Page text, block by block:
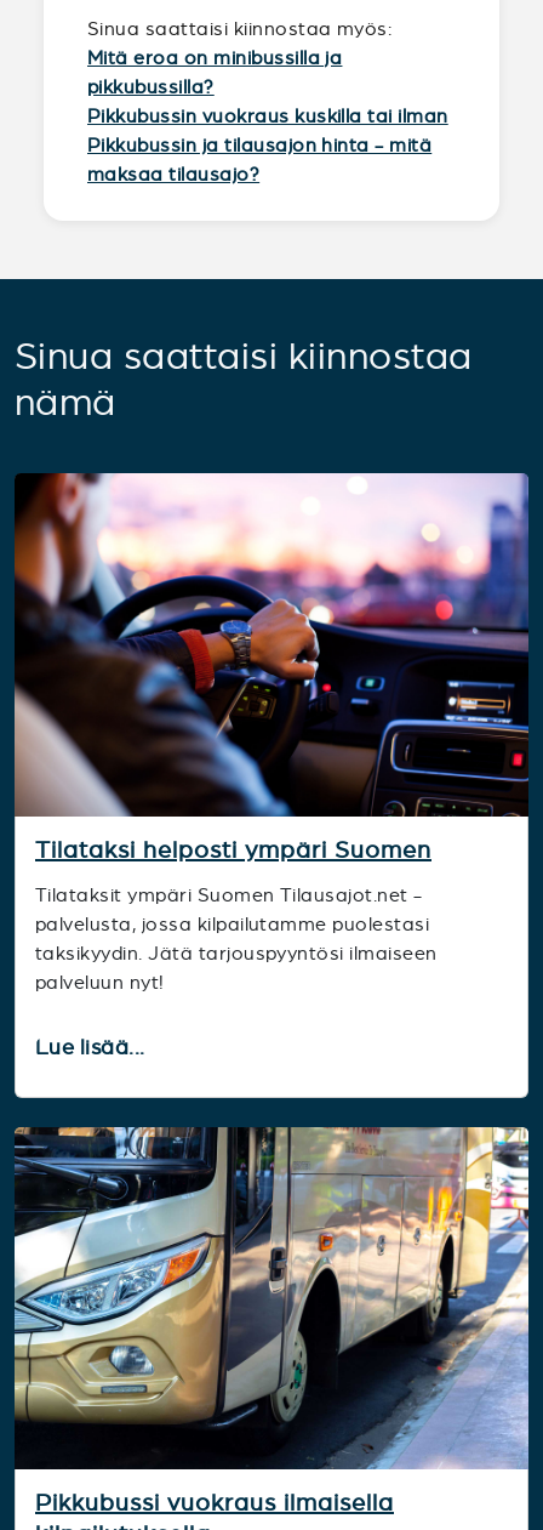
Sinua saattaisi kiinnostaa myös:
Mitä eroa on minibussilla ja
pikkubussilla?
Pikkubussin vuokraus kuskilla tai ilman
Pikkubussin ja tilausajon hinta - mitä
maksaa tilausajo?
Sinua saattaisi kiinnostaa
nämä
Tilataksi helposti ympäri Suomen
Tilataksit ympäri Suomen Tilausajot.net -
palvelusta, jossa kilpailutamme puolestasi
taksikyydin. Jätä tarjouspyyntösi ilmaiseen
palveluun nyt!
Lue lisää...
Pikkubussi vuokraus ilmaisella